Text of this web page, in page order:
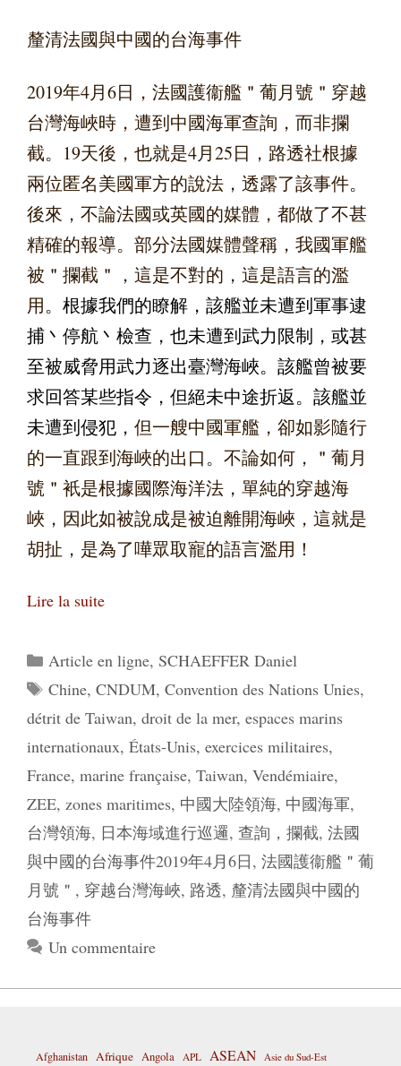
釐清法國與中國的台海事件
2019年4月6日，法國護衞艦＂葡月號＂穿越
台灣海峽時，遭到中國海軍查詢，而非攔
截。19天後，也就是4月25日，路透社根據
兩位匿名美國軍方的說法，透露了該事件。
後來，不論法國或英國的媒體，都做了不甚
精確的報導。部分法國媒體聲稱，我國軍艦
被＂攔截＂，這是不對的，這是語言的濫
用。 根據我們的瞭解，該艦並未遭到軍事逮
捕丶停航丶檢查，也未遭到武力限制，或甚
至被威脅用武力逐出臺灣海峽。該艦曾被要
求回答某些指令，但絕未中途折返。該艦並
未遭到侵犯， 但一艘中國軍艦，卻如影隨行
的一直跟到海峽的出口。不論如何，＂葡月
號＂衹是根據國際海洋法，單純的穿越海
峽，因此如被說成是被迫離開海峽，這就是
胡扯，是為了嘩眾取寵的語言濫用！
Lire la suite
Catégories
Article en ligne, SCHAEFFER Daniel
Étiquettes
Chine, CNDUM, Convention des Nations Unies,
détrit de Taiwan, droit de la mer, espaces marins
internationaux, États-Unis, exercices militaires,
France, marine française, Taiwan, Vendémiaire,
ZEE, zones maritimes, 中國大陸領海, 中國海軍,
台灣領海, 日本海域進行巡邏, 查詢，攔截, 法國
與中國的台海事件2019年4月6日, 法國護衞艦＂葡
月號＂ , 穿越台灣海峽, 路透, 釐清法國與中國的
台海事件
Un commentaire
Afghanistan Afrique Angola APL ASEAN Asie du Sud-Est